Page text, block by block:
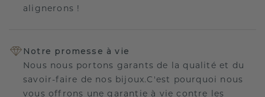
alignerons !
Notre promesse à vie
Nous nous portons garants de la qualité et du
savoir-faire de nos bijoux.C'est pourquoi nous
vous offrons une garantie à vie contre les